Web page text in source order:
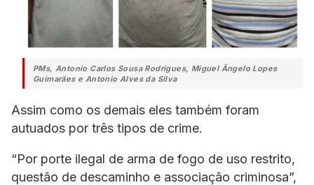
PMs, Antonio Carlos Sousa Rodrigues, Miguel Ângelo Lopes
Guimarães e Antonio Alves da Silva
Assim como os demais eles também foram
autuados por três tipos de crime.
“Por porte ilegal de arma de fogo de uso restrito,
questão de descaminho e associação criminosa”,